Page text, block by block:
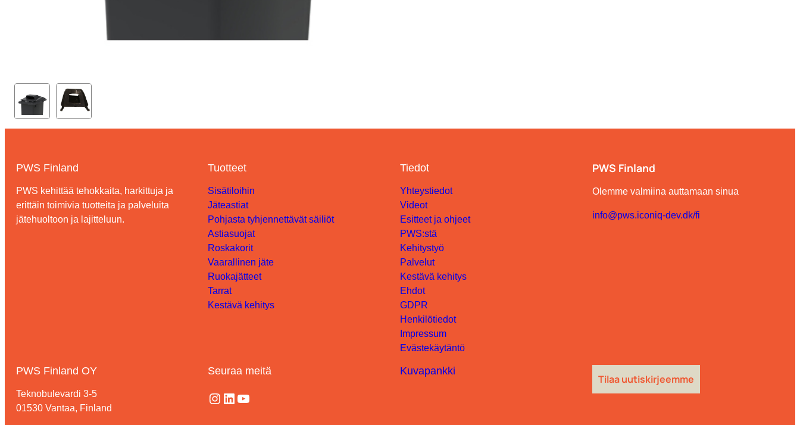
PWS Finland
PWS kehittää tehokkaita, harkittuja ja
erittäin toimivia tuotteita ja palveluita
jätehuoltoon ja lajitteluun.
Tuotteet
Sisätiloihin
Jäteastiat
Pohjasta tyhjennettävät säiliöt
Astiasuojat
Roskakorit
Vaarallinen jäte
Ruokajätteet
Tarrat
Kestävä kehitys
Tiedot
Yhteystiedot
Videot
Esitteet ja ohjeet
PWS:stä
Kehitystyö
Palvelut
Kestävä kehitys
Ehdot
GDPR
Henkilötiedot
Impressum
Evästekäytäntö
PWS Finland
Olemme valmiina auttamaan sinua
info@pws.iconiq-dev.dk/fi
PWS Finland OY
Teknobulevardi 3-5
01530 Vantaa, Finland
Seuraa meitä
Instagram LinkedIn YouTube
Kuvapankki
Tilaa uutiskirjeemme